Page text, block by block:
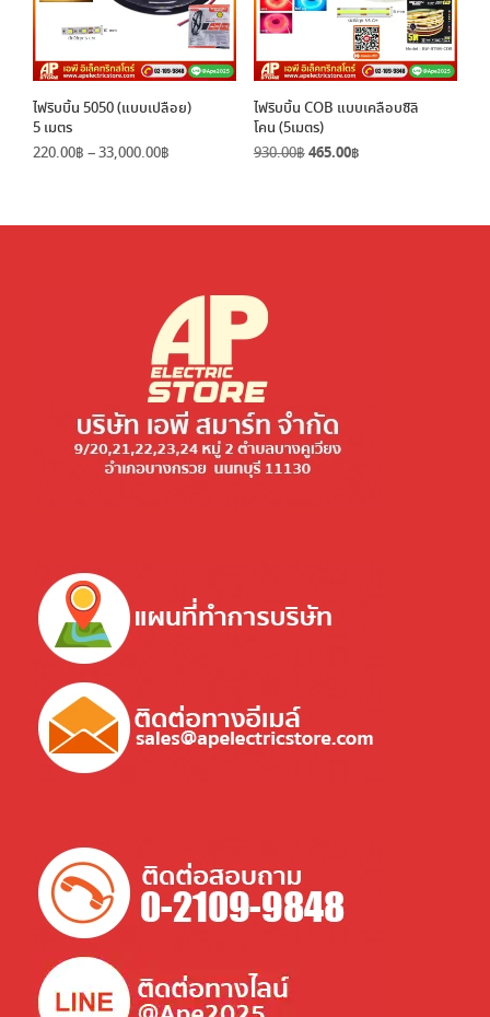
ไฟริบบิ้น 5050 (แบบเปลือย)
5 เมตร
220.00฿ –33,000.00฿
ไฟริบบิ้น COB แบบเคลือบซิลิ
โคน (5เมตร)
930.00฿Original
465.00฿Current